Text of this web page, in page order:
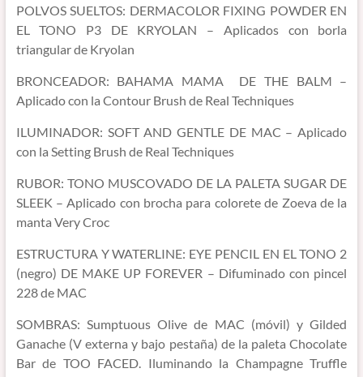
POLVOS SUELTOS: DERMACOLOR FIXING POWDER EN
EL TONO P3 DE KRYOLAN – Aplicados con borla
triangular de Kryolan
BRONCEADOR: BAHAMA MAMA DE THE BALM –
Aplicado con la Contour Brush de Real Techniques
ILUMINADOR: SOFT AND GENTLE DE MAC – Aplicado
con la Setting Brush de Real Techniques
RUBOR: TONO MUSCOVADO DE LA PALETA SUGAR DE
SLEEK – Aplicado con brocha para colorete de Zoeva de la
manta Very Croc
ESTRUCTURA Y WATERLINE: EYE PENCIL EN EL TONO 2
(negro) DE MAKE UP FOREVER – Difuminado con pincel
228 de MAC
SOMBRAS: Sumptuous Olive de MAC (móvil) y Gilded
Ganache (V externa y bajo pestaña) de la paleta Chocolate
Bar de TOO FACED. Iluminando la Champagne Truffle